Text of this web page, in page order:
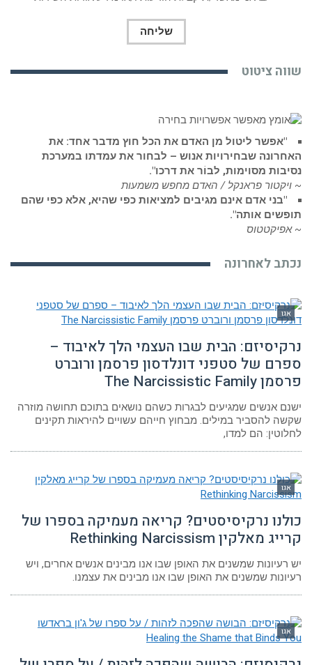
שווה ציטוט
"אפשר ליטול מן האדם את הכל חוץ מדבר אחד: את
האחרונה שבחירויות אנוש – לבחור את עמדתו במערכת
נסיבות מסוימות, לבוֹר את דרכו".
~ ויקטור פראנקל / האדם מחפש משמעות
"בני אדם אינם מגיבים למציאות כפי שהיא, אלא כפי שהם
תופשים אותה".
~ אפיקטטוס
נכתב לאחרונה
אגו
נרקיסיזם: הבית שבו העצמי הלך לאיבוד –
ספרם של סטפני דונלדסון פרסמן ורוברט
פרסמן The Narcissistic Family
ישנם אנשים שמגיעים לבגרות כשהם נושאים בתוכם תחושה מוזרה
שקשה להסביר במילים. מבחוץ חייהם עשויים להיראות תקינים
לחלוטין: הם למדו,
אגו
כולנו נרקיסיסטים? קריאה מעמיקה בספרו של
קרייג מאלקין Rethinking Narcissism
יש רעיונות שמשנים את האופן שבו אנו מבינים אנשים אחרים, ויש
רעיונות שמשנים את האופן שבו אנו מבינים את עצמנו.
אגו